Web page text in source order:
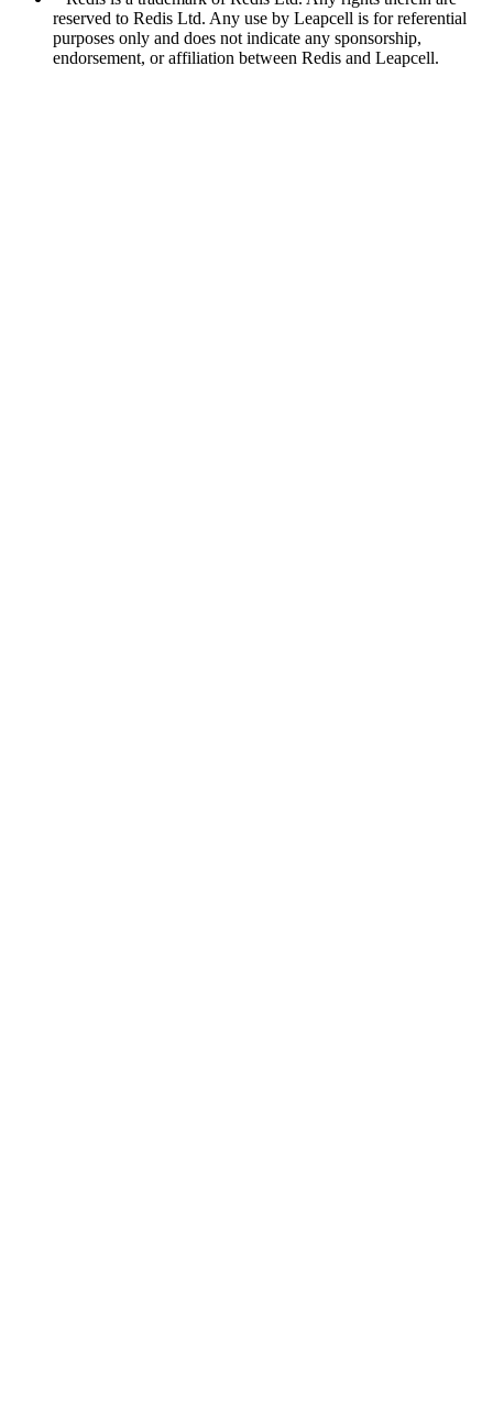
reserved to Redis Ltd. Any use by Leapcell is for referential
purposes only and does not indicate any sponsorship,
endorsement, or affiliation between Redis and Leapcell.